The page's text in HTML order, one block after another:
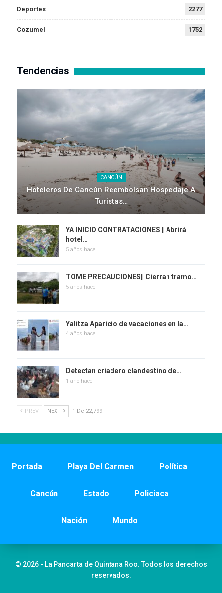
Deportes 2277
Cozumel 1752
Tendencias
CANCÚN
Hoteleros De Cancún Reembolsan Hospedaje A
Turistas…
YA INICIO CONTRATACIONES || Abrirá
hotel…
5 años hace
TOME PRECAUCIONES|| Cierran tramo…
5 años hace
Yalitza Aparicio de vacaciones en la…
4 años hace
Detectan criadero clandestino de…
1 año hace
PREV NEXT 1 De 22,799
Portada Playa Del Carmen Política
Cancún Estado Policiaca
Nación Mundo
© 2026 - La Pancarta de Quintana Roo. Todos los derechos
reservados.